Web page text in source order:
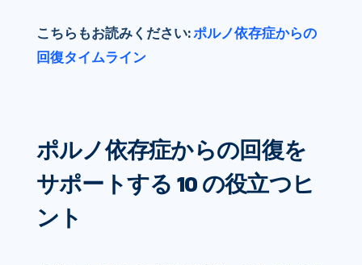
こちらもお読みください:ポルノ依存症からの
回復タイムライン
ポルノ依存症からの回復を
サポートする 10 の役立つヒ
ント